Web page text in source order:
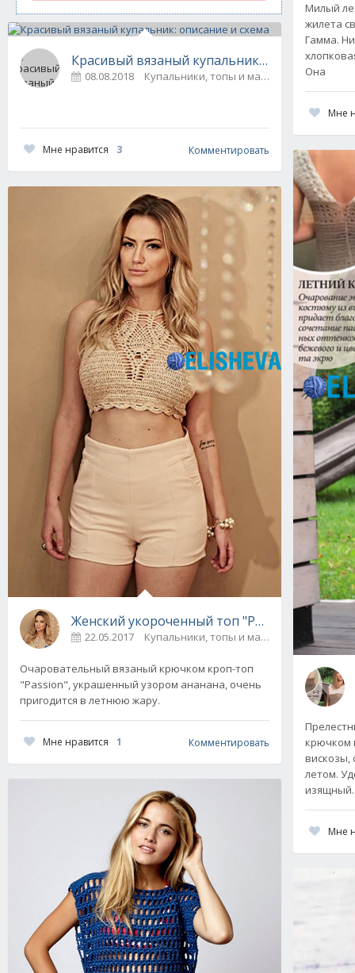
Красивый вязаный купальник: описание и
08.08.2018 Купальники, топы и майки 0
Мне нравится 3 Комментировать
Женский укороченный топ "Passion" с
22.05.2017 Купальники, топы и майки
Очаровательный вязаный крючком кроп-топ
"Passion", украшенный узором ананана, очень
пригодится в летнюю жару.
Мне нравится 1 Комментировать
Милый
жилета
Гамма.
Она
Мне
крючком
летом.
изящный.
Мне